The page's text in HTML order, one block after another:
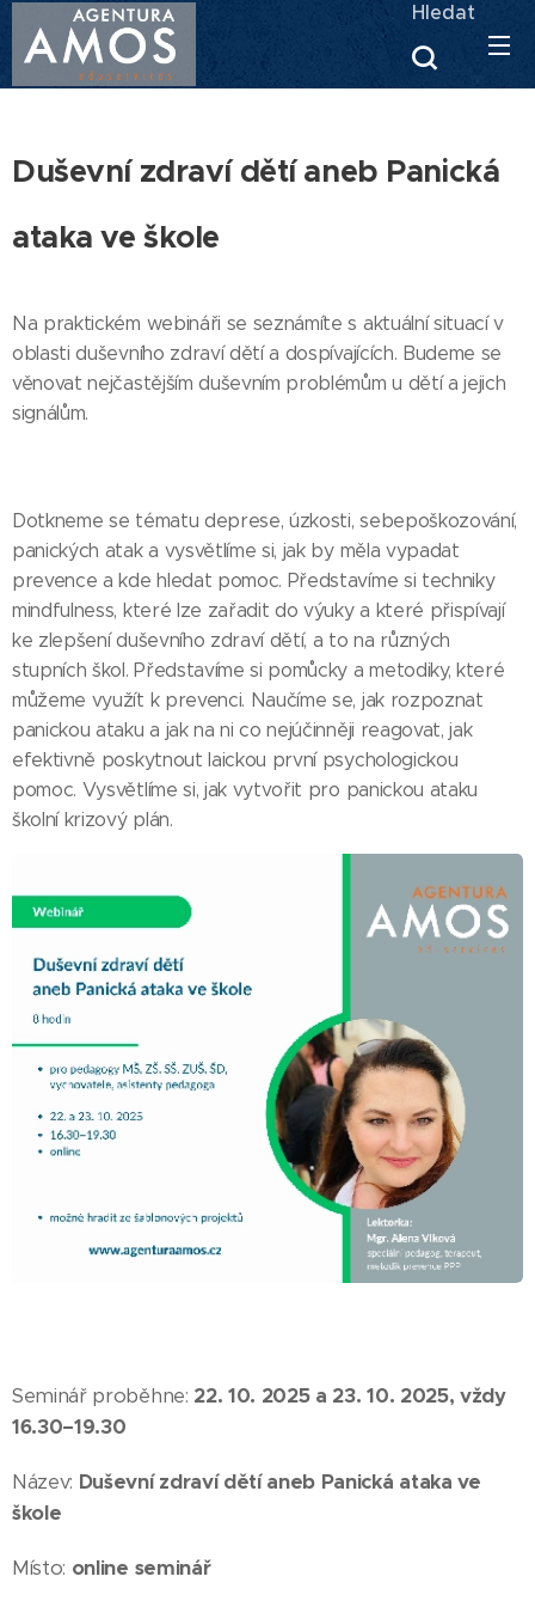
Hledat
Duševní zdraví dětí aneb Panická
ataka ve škole
Na praktickém webináři se seznámíte s aktuální situací v
oblasti duševního zdraví dětí a dospívajících. Budeme se
věnovat nejčastějším duševním problémům u dětí a jejich
signálům.
Dotkneme se tématu deprese, úzkosti, sebepoškozování,
panických atak a vysvětlíme si, jak by měla vypadat
prevence a kde hledat pomoc. Představíme si techniky
mindfulness, které lze zařadit do výuky a které přispívají
ke zlepšení duševního zdraví dětí, a to na různých
stupních škol. Představíme si pomůcky a metodiky, které
můžeme využít k prevenci. Naučíme se, jak rozpoznat
panickou ataku a jak na ni co nejúčinněji reagovat, jak
efektivně poskytnout laickou první psychologickou
pomoc. Vysvětlíme si, jak vytvořit pro panickou ataku
školní krizový plán.
Seminář proběhne: 22. 10. 2025 a 23. 10. 2025, vždy
16.30–19.30
Název: Duševní zdraví dětí aneb Panická ataka ve
škole
Místo: online seminář